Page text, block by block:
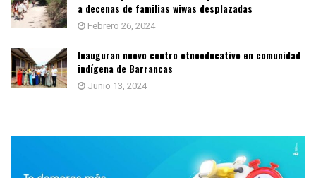
a decenas de familias wiwas desplazadas
Febrero 26, 2024
Inauguran nuevo centro etnoeducativo en comunidad
indígena de Barrancas
Junio 13, 2024